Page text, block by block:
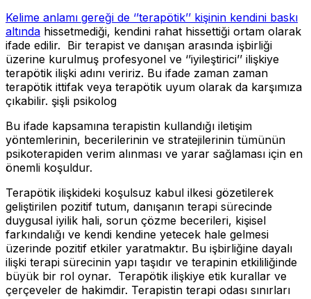
Kelime anlamı gereği de ‘’terapötik’’ kişinin kendini baskı
altında hissetmediği, kendini rahat hissettiği ortam olarak
ifade edilir. Bir terapist ve danışan arasında işbirliği
üzerine kurulmuş profesyonel ve ‘’iyileştirici’’ ilişkiye
terapötik ilişki adını veririz. Bu ifade zaman zaman
terapötik ittifak veya terapötik uyum olarak da karşımıza
çıkabilir. şişli psikolog
Bu ifade kapsamına terapistin kullandığı iletişim
yöntemlerinin, becerilerinin ve stratejilerinin tümünün
psikoterapiden verim alınması ve yarar sağlaması için en
önemli koşuldur.
Terapötik ilişkideki koşulsuz kabul ilkesi gözetilerek
geliştirilen pozitif tutum, danışanın terapi sürecinde
duygusal iyilik hali, sorun çözme becerileri, kişisel
farkındalığı ve kendi kendine yetecek hale gelmesi
üzerinde pozitif etkiler yaratmaktır. Bu işbirliğine dayalı
ilişki terapi sürecinin yapı taşıdır ve terapinin etkililiğinde
büyük bir rol oynar. Terapötik ilişkiye etik kurallar ve
çerçeveler de hakimdir. Terapistin terapi odası sınırları